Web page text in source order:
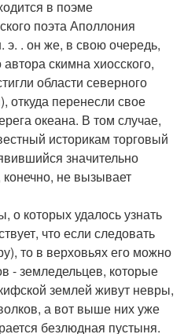
в поэме
поэта Аполлония
э. . он же, в свою очередь,
скимна хиосского,
области северного
откуда перенесли свое
океана. В том случае,
историкам торговый
значительно
не вызывает
которых удалось узнать
что если следовать
то в верховьях его можно
- земледельцев, которые
землей живут невры,
а вот выше них уже
безлюдная пустыня.